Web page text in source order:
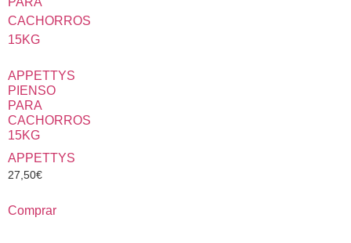
APPETTYS
PIENSO
PARA
CACHORROS
15KG
APPETTYS
27,50€
Comprar